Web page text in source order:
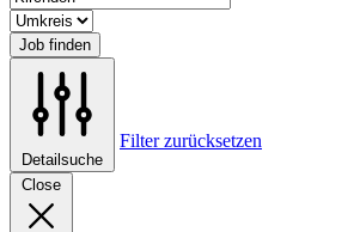
Job finden
Detailsuche
Filter zurücksetzen
Close